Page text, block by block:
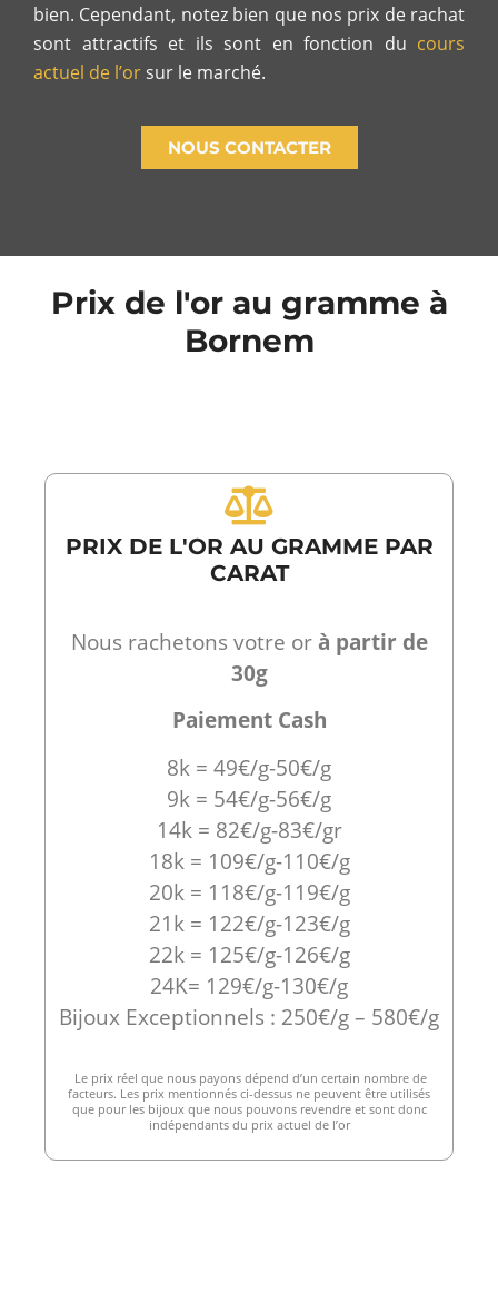
bien. Cependant, notez bien que nos prix de rachat
sont attractifs et ils sont en fonction du cours
actuel de l’or sur le marché.
NOUS CONTACTER
Prix de l'or au gramme à
Bornem
PRIX DE L'OR AU GRAMME PAR
CARAT
Nous rachetons votre orà partir de
30g
Paiement Cash
8k = 49€/g-50€/g
9k = 54€/g-56€/g
14k = 82€/g-83€/gr
18k = 109€/g-110€/g
20k = 118€/g-119€/g
21k = 122€/g-123€/g
22k = 125€/g-126€/g
24K= 129€/g-130€/g
Bijoux Exceptionnels : 250€/g – 580€/g
Le prix réel que nous payons dépend d’un certain nombre de
facteurs. Les prix mentionnés ci-dessus ne peuvent être utilisés
que pour les bijoux que nous pouvons revendre et sont donc
indépendants du prix actuel de l’or